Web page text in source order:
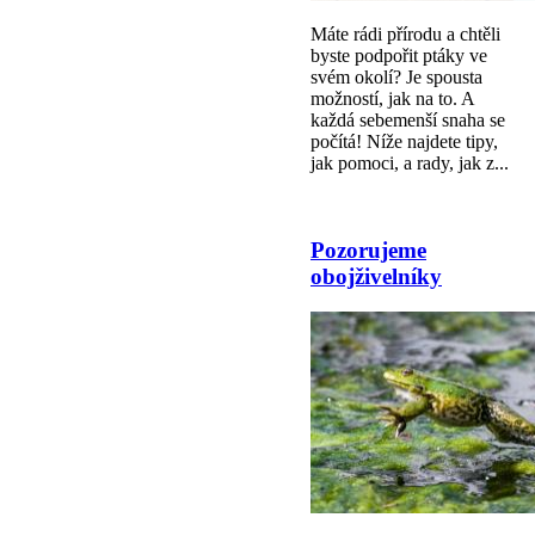
Máte rádi přírodu a chtěli
byste podpořit ptáky ve
svém okolí? Je spousta
možností, jak na to. A
každá sebemenší snaha se
počítá! Níže najdete tipy,
jak pomoci, a rady, jak z...
Pozorujeme
obojživelníky